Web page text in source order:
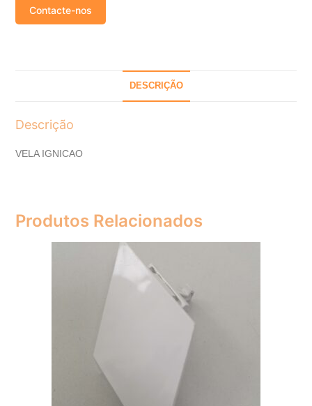
Contacte-nos
DESCRIÇÃO
Descrição
VELA IGNICAO
Produtos Relacionados